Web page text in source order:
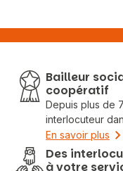
Bailleur
coopératif
Depuis plus de
interlocuteur
En savoir plus
Des
à votre